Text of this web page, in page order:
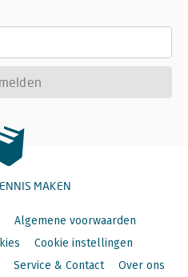
MAKEN
Algemene voorwaarden
Cookie instellingen
Service & Contact Over ons